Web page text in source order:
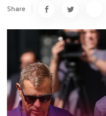
Share